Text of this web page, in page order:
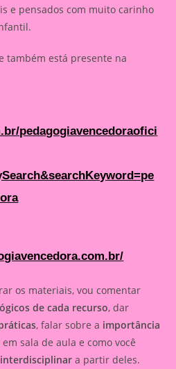
e pensados com muito carinho
também está presente na
pedagogiavencedoraofici
os materiais, vou comentar
de cada recurso, dar
, falar sobre a importância
em sala de aula e como você
a partir deles.